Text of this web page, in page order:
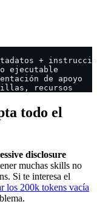
+
ejecutable
de apoyo
recursos
todo el
disclosure
muchas skills no
Si te interesa el
los 200k tokens vacía